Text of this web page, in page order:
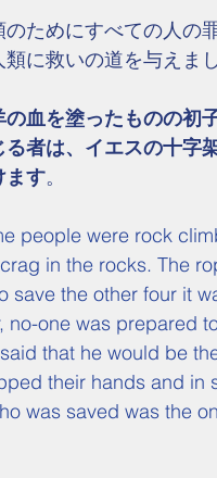
ためにすべての人の
に救いの道を与えまし
血を塗ったものの初
者は、イエスの十字
ます。
people were rock
in the rocks. The
save the other four it
no-one was prepared
that he would be
their hands and in
was saved was the